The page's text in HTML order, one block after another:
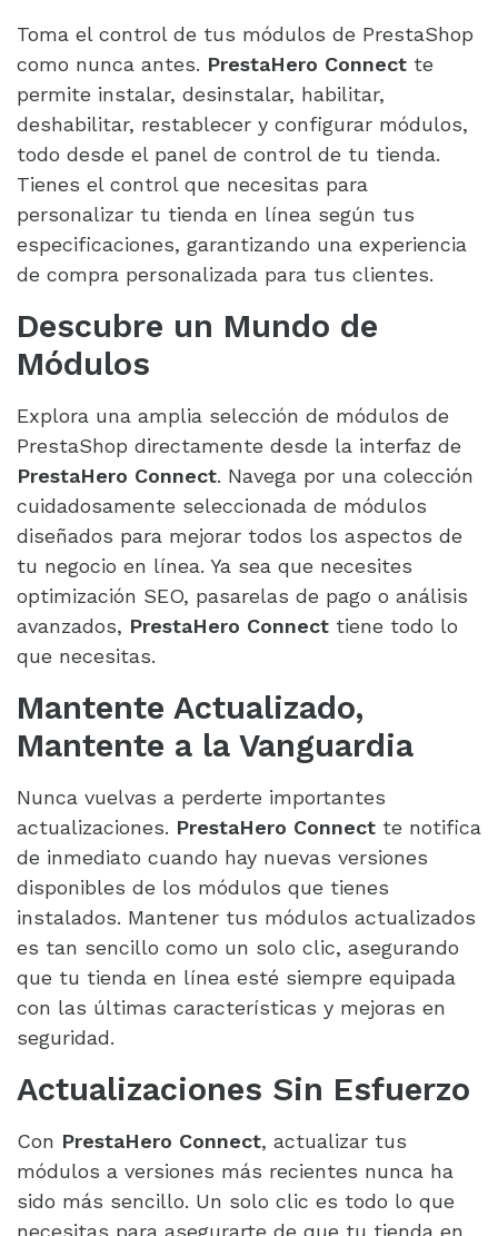
Toma el control de tus módulos de PrestaShop
como nunca antes. PrestaHero Connect te
permite instalar, desinstalar, habilitar,
deshabilitar, restablecer y configurar módulos,
todo desde el panel de control de tu tienda.
Tienes el control que necesitas para
personalizar tu tienda en línea según tus
especificaciones, garantizando una experiencia
de compra personalizada para tus clientes.
Descubre un Mundo de
Módulos
Explora una amplia selección de módulos de
PrestaShop directamente desde la interfaz de
PrestaHero Connect. Navega por una colección
cuidadosamente seleccionada de módulos
diseñados para mejorar todos los aspectos de
tu negocio en línea. Ya sea que necesites
optimización SEO, pasarelas de pago o análisis
avanzados, PrestaHero Connect tiene todo lo
que necesitas.
Mantente Actualizado,
Mantente a la Vanguardia
Nunca vuelvas a perderte importantes
actualizaciones. PrestaHero Connect te notifica
de inmediato cuando hay nuevas versiones
disponibles de los módulos que tienes
instalados. Mantener tus módulos actualizados
es tan sencillo como un solo clic, asegurando
que tu tienda en línea esté siempre equipada
con las últimas características y mejoras en
seguridad.
Actualizaciones Sin Esfuerzo
Con PrestaHero Connect, actualizar tus
módulos a versiones más recientes nunca ha
sido más sencillo. Un solo clic es todo lo que
necesitas para asegurarte de que tu tienda en